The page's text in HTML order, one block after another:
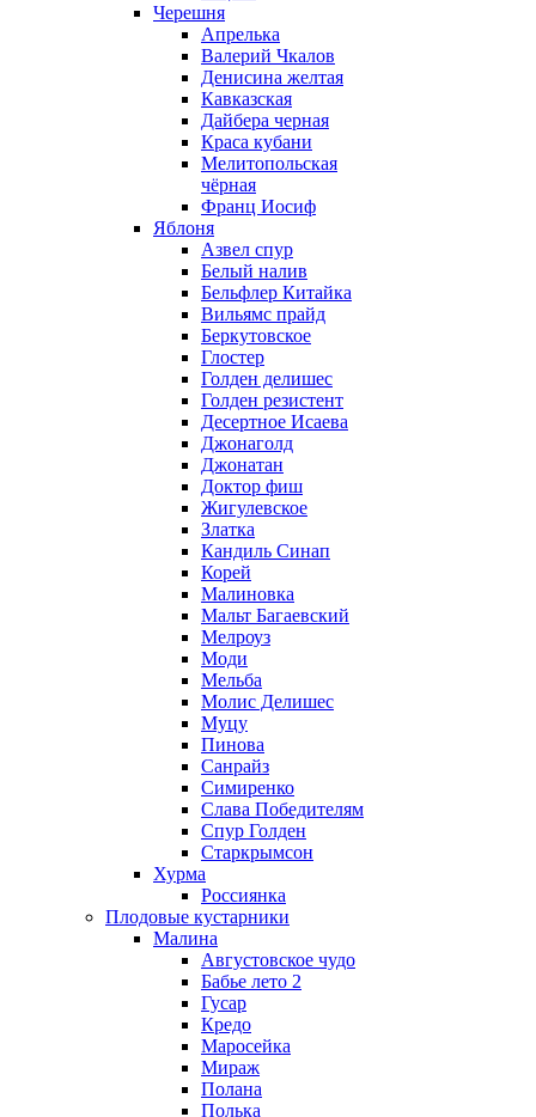
Черешня
Апрелька
Валерий Чкалов
Денисина желтая
Кавказская
Дайбера черная
Краса кубани
Мелитопольская
чёрная
Франц Иосиф
Яблоня
Азвел спур
Белый налив
Бельфлер Китайка
Вильямс прайд
Беркутовское
Глостер
Голден делишес
Голден резистент
Десертное Исаева
Джонаголд
Джонатан
Доктор фиш
Жигулевское
Златка
Кандиль Синап
Корей
Малиновка
Мальт Багаевский
Мелроуз
Моди
Мельба
Молис Делишес
Муцу
Пинова
Санрайз
Симиренко
Слава Победителям
Спур Голден
Старкрымсон
Хурма
Россиянка
Плодовые кустарники
Малина
Августовское чудо
Бабье лето 2
Гусар
Кредо
Маросейка
Мираж
Полана
Полька